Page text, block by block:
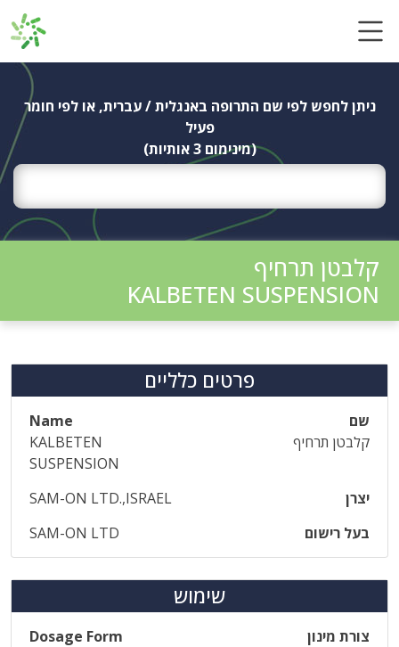
ניתן לחפש לפי שם התרופה באנגלית / עברית, או לפי חומר
פעיל
(מינימום 3 אותיות)
קלבטן תרחיף
KALBETEN SUSPENSION
פרטים כלליים
שם
Name
קלבטן תרחיף
KALBETEN
SUSPENSION
יצרן
SAM-ON LTD.,ISRAEL
בעל רישום
SAM-ON LTD
שימוש
צורת מינון
Dosage Form